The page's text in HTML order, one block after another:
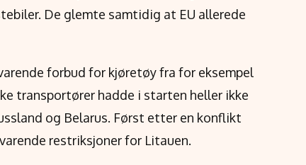
De glemte samtidig at EU allerede
forbud for kjøretøy fra for eksempel
transportører hadde i starten heller ikke
og Belarus. Først etter en konflikt
restriksjoner for Litauen.